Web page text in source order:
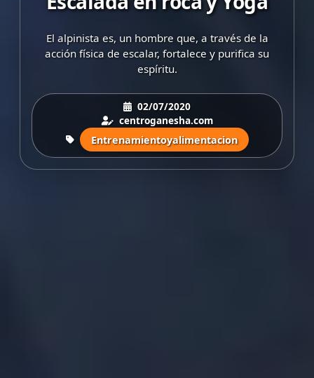
El alpinista es, un hombre que, a través de la
acción física de escalar, fortalece y purifica su
espíritu.
02/07/2020
centroganesha.com
Entrenamientoyalimentacion